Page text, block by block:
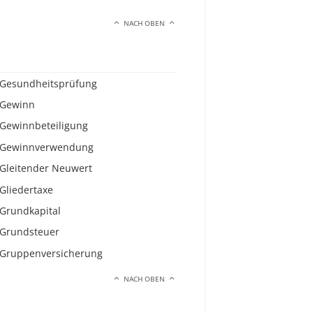
NACH OBEN
Gesundheitsprüfung
Gewinn
Gewinnbeteiligung
Gewinnverwendung
Gleitender Neuwert
Gliedertaxe
Grundkapital
Grundsteuer
Gruppenversicherung
NACH OBEN